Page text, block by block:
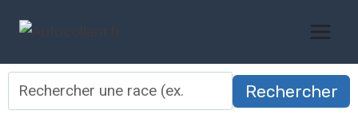
Rechercher